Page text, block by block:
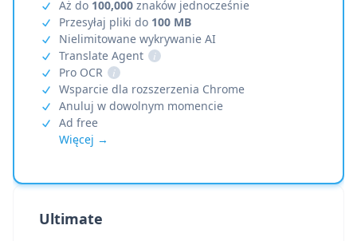
Aż do 100,000 znaków jednocześnie
Przesyłaj pliki do 100 MB
Nielimitowane wykrywanie AI
Translate Agent
i
Pro OCR
i
Wsparcie dla rozszerzenia Chrome
Anuluj w dowolnym momencie
Ad free
Więcej →
Ultimate